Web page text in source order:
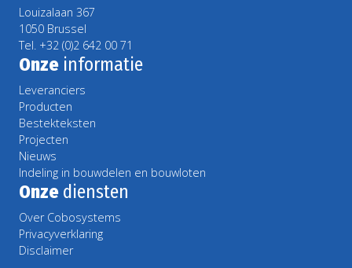
Louizalaan 367
1050 Brussel
Tel. +32 (0)2 642 00 71
Onze informatie
Leveranciers
Producten
Bestekteksten
Projecten
Nieuws
Indeling in bouwdelen en bouwloten
Onze diensten
Over Cobosystems
Privacyverklaring
Disclaimer